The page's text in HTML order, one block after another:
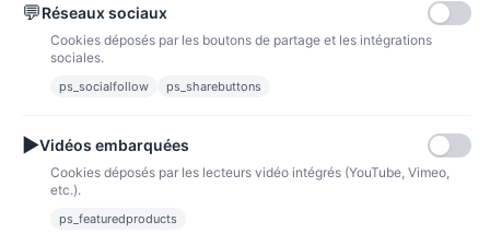
Paiements sécurisés via paypal et paypal 4 fois sans frais
Fidélité
💬Réseaux sociaux
Cookies déposés par les boutons de partage et les intégrations
sociales.
ps_socialfollow ps_sharebuttons
▶Vidéos embarquées
Cookies déposés par les lecteurs vidéo intégrés (YouTube, Vimeo,
etc.).
ps_featuredproducts